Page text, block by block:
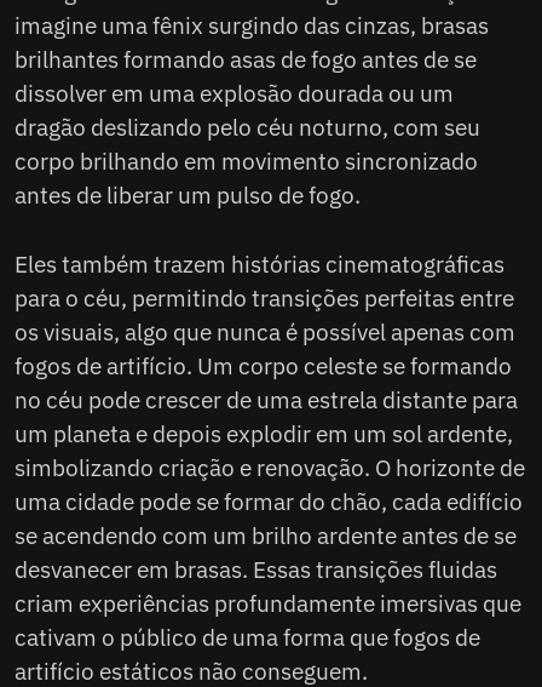
imagine uma fênix surgindo das cinzas, brasas
brilhantes formando asas de fogo antes de se
dissolver em uma explosão dourada ou um
dragão deslizando pelo céu noturno, com seu
corpo brilhando em movimento sincronizado
antes de liberar um pulso de fogo.
Eles também trazem histórias cinematográficas
para o céu, permitindo transições perfeitas entre
os visuais, algo que nunca é possível apenas com
fogos de artifício. Um corpo celeste se formando
no céu pode crescer de uma estrela distante para
um planeta e depois explodir em um sol ardente,
simbolizando criação e renovação. O horizonte de
uma cidade pode se formar do chão, cada edifício
se acendendo com um brilho ardente antes de se
desvanecer em brasas. Essas transições fluidas
criam experiências profundamente imersivas que
cativam o público de uma forma que fogos de
artifício estáticos não conseguem.